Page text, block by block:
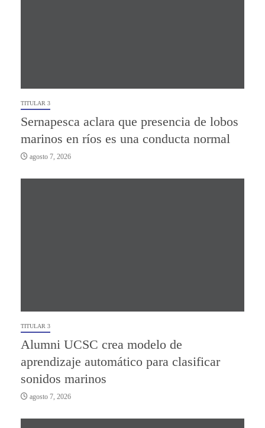
TITULAR 3
Sernapesca aclara que presencia de lobos
marinos en ríos es una conducta normal
agosto 7, 2026
TITULAR 3
Alumni UCSC crea modelo de
aprendizaje automático para clasificar
sonidos marinos
agosto 7, 2026